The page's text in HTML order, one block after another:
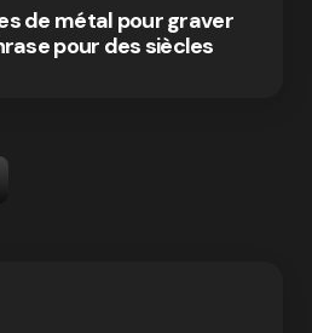
de métal pour graver
pour des siècles